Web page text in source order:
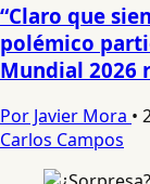
“Claro que
polémico
Mundial 2026
Por Javier Mora •
Carlos Campos